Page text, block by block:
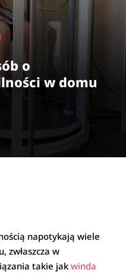
o
w domu
napotykają wiele
zwłaszcza w
takie jakwinda